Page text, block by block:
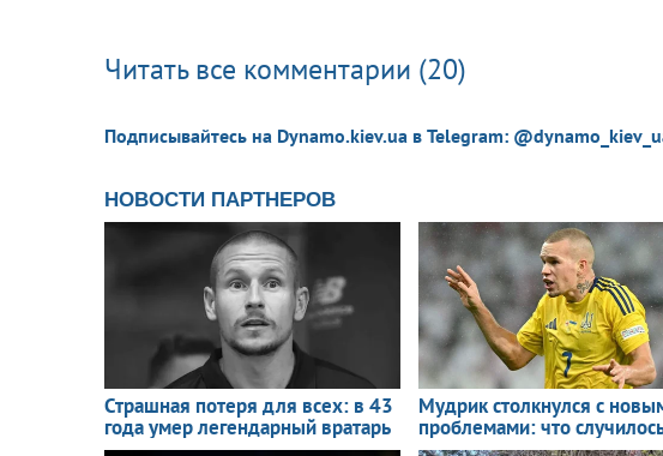
Читать все комментарии (20)
Подписывайтесь на Dynamo.kiev.ua в Telegram: